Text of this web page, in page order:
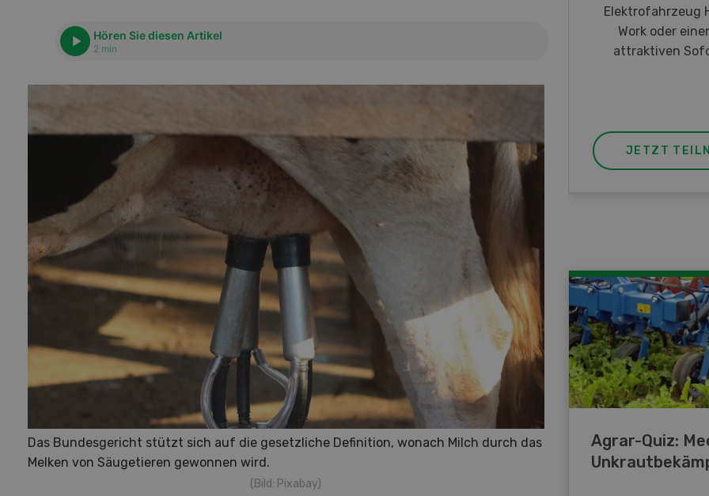
Hören Sie diesen Artikel
2 min
Das Bundesgericht stützt sich auf die gesetzliche Definition, wonach Milch durch das
Melken von Säugetieren gewonnen wird.
(Bild: Pixabay)
Elektrofahrzeug
Work oder
attraktiven
JETZT
Agrar-Quiz: